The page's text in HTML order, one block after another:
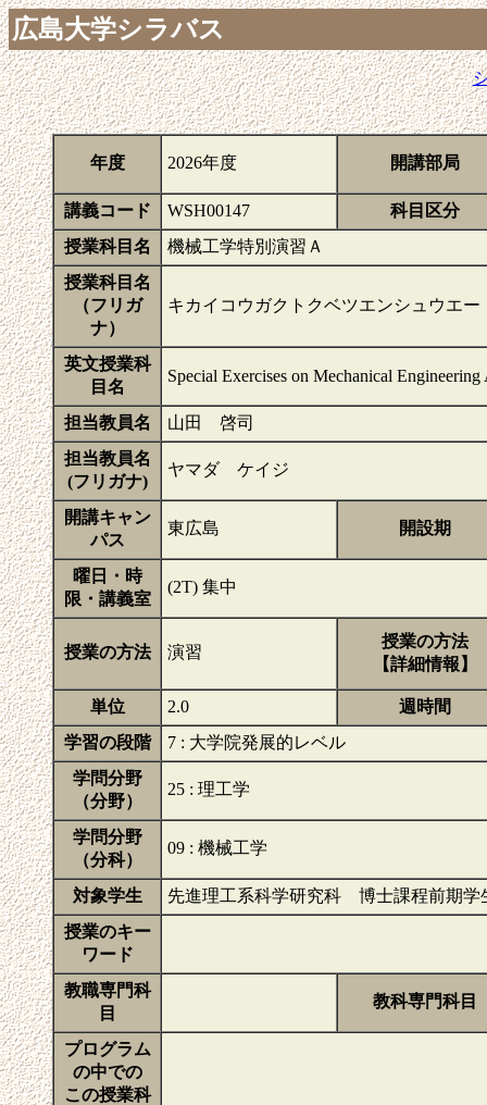
広島大学シラバス
年度 2026年度 開講部局
講義コード WSH00147
科目区分
授業科目名
機械工学特別演習Ａ
授業科目名
（フリガ
ナ）
キカイコウガクトクベツエンシュウエー
英文授業科
目名
Special Exercises on Mechanical Engineering
担当教員名
山田 啓司
担当教員名
(フリガナ)
ヤマダ ケイジ
開講キャン
パス
東広島 開設期
曜日・時
限・講義室
(2T) 集中
授業の方法 演習
授業の方法
【詳細情報】
単位 2.0
週時間
学習の段階
7 : 大学院発展的レベル
学問分野
（分野）
25 : 理工学
学問分野
（分科）
09 : 機械工学
対象学生
先進理工系科学研究科 博士課程前期学
授業のキー
ワード
教職専門科
目
教科専門科目
プログラム
の中での
この授業科